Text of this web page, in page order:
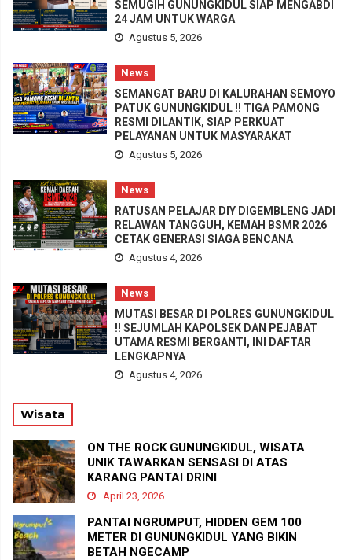
SEMUGIH GUNUNGKIDUL SIAP MENGABDI
24 JAM UNTUK WARGA
Agustus 5, 2026
News
SEMANGAT BARU DI KALURAHAN SEMOYO
PATUK GUNUNGKIDUL !! TIGA PAMONG
RESMI DILANTIK, SIAP PERKUAT
PELAYANAN UNTUK MASYARAKAT
Agustus 5, 2026
News
RATUSAN PELAJAR DIY DIGEMBLENG JADI
RELAWAN TANGGUH, KEMAH BSMR 2026
CETAK GENERASI SIAGA BENCANA
Agustus 4, 2026
News
MUTASI BESAR DI POLRES GUNUNGKIDUL
!! SEJUMLAH KAPOLSEK DAN PEJABAT
UTAMA RESMI BERGANTI, INI DAFTAR
LENGKAPNYA
Agustus 4, 2026
Wisata
ON THE ROCK GUNUNGKIDUL, WISATA
UNIK TAWARKAN SENSASI DI ATAS
KARANG PANTAI DRINI
April 23, 2026
PANTAI NGRUMPUT, HIDDEN GEM 100
METER DI GUNUNGKIDUL YANG BIKIN
BETAH NGECAMP